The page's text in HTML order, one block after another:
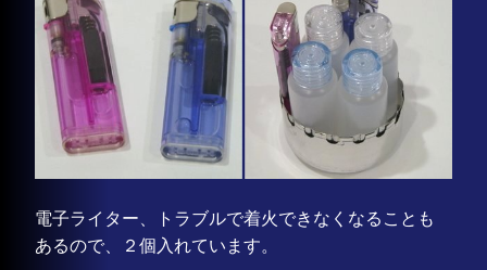
電子ライター、トラブルで着火できなくなることも
あるので、２個入れています。